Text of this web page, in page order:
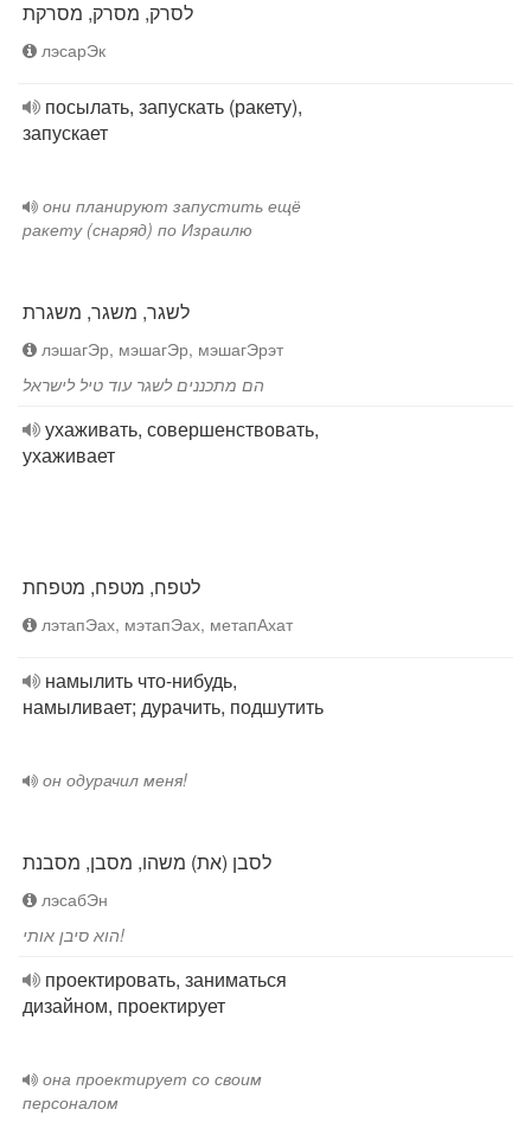
לסרק, מסרק, מסרקת
лэсарЭк
посылать, запускать (ракету),
запускает
они планируют запустить ещё
ракету (снаряд) по Израилю
לשגר, משגר, משגרת
лэшагЭр, мэшагЭр, мэшагЭрэт
הם מתכננים לשגר עוד טיל לישראל
ухаживать, совершенствовать,
ухаживает
לטפח, מטפח, מטפחת
лэтапЭах, мэтапЭах, метапАхат
намылить что-нибудь,
намыливает; дурачить, подшутить
он одурачил меня!
לסבן (את) משהו, מסבן, מסבנת
лэсабЭн
הוא סיבן אותי!
проектировать, заниматься
дизайном, проектирует
она проектирует со своим
персоналом